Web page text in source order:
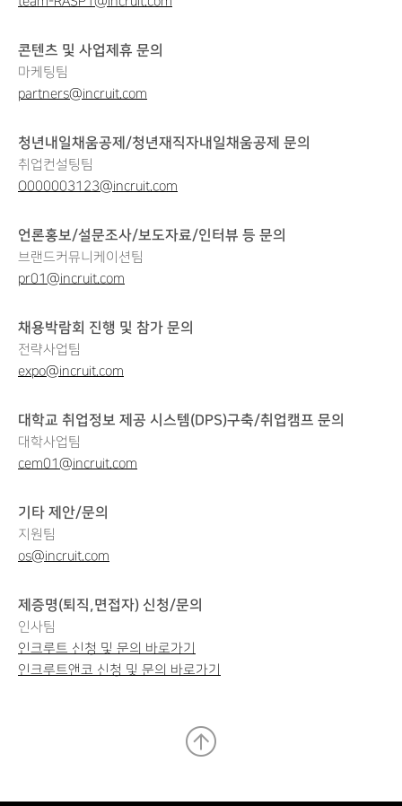
콘텐츠 및 사업제휴 문의
마케팅팀
partners@incruit.com
청년내일채움공제/청년재직자내일채움공제 문의
취업컨설팅팀
O000003123@incruit.com
언론홍보/설문조사/보도자료/인터뷰 등 문의
브랜드커뮤니케이션팀
pr01@incruit.com
채용박람회 진행 및 참가 문의
전략사업팀
expo@incruit.com
대학교 취업정보 제공 시스템(DPS)구축/취업캠프 문의
대학사업팀
cem01@incruit.com
기타 제안/문의
지원팀
os@incruit.com
제증명(퇴직,면접자) 신청/문의
인사팀
인크루트 신청 및 문의 바로가기
인크루트앤코 신청 및 문의 바로가기